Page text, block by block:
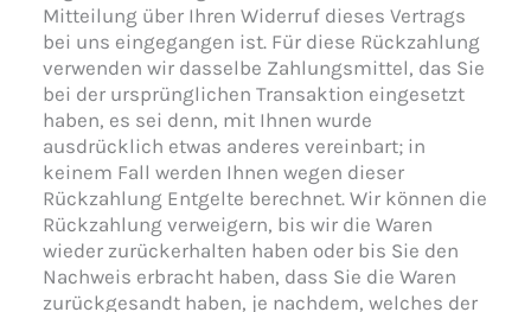
Mitteilung über Ihren Widerruf dieses Vertrags
bei uns eingegangen ist. Für diese Rückzahlung
verwenden wir dasselbe Zahlungsmittel, das Sie
bei der ursprünglichen Transaktion eingesetzt
haben, es sei denn, mit Ihnen wurde
ausdrücklich etwas anderes vereinbart; in
keinem Fall werden Ihnen wegen dieser
Rückzahlung Entgelte berechnet. Wir können die
Rückzahlung verweigern, bis wir die Waren
wieder zurückerhalten haben oder bis Sie den
Nachweis erbracht haben, dass Sie die Waren
zurückgesandt haben, je nachdem, welches der